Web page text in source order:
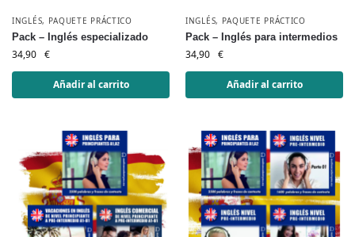
INGLÉS, PAQUETE PRÁCTICO
Pack – Inglés especializado
34,90 €
Añadir al carrito
INGLÉS, PAQUETE PRÁCTICO
Pack – Inglés para intermedios
34,90 €
Añadir al carrito